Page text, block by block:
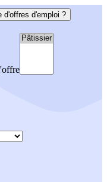
d'offres d'emploi ?